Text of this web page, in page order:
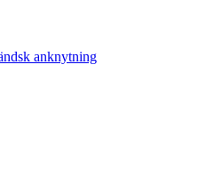
anknytning